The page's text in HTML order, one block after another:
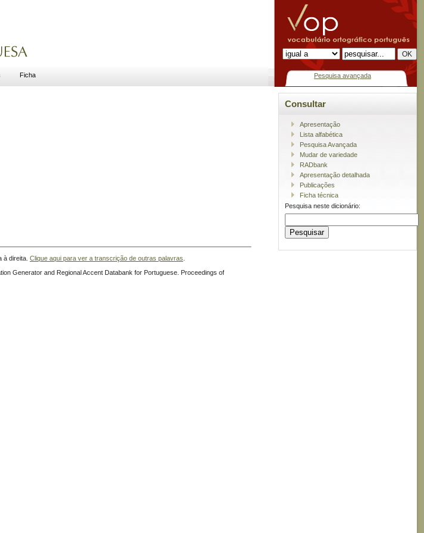
Ficha Pesquisa avançada
direita. Clique aqui para ver a transcrição de outras palavras
Generator and Regional Accent Databank for Portuguese. Proceedings of
Consultar
Apresentação
Lista alfabética
Pesquisa Avançada
Mudar de variedade
RADbank
Apresentação detalhada
Publicações
Ficha técnica
Pesquisa neste dicionário: